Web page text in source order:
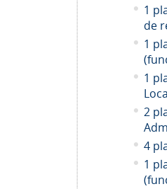
1
de
1
1
2
4
1